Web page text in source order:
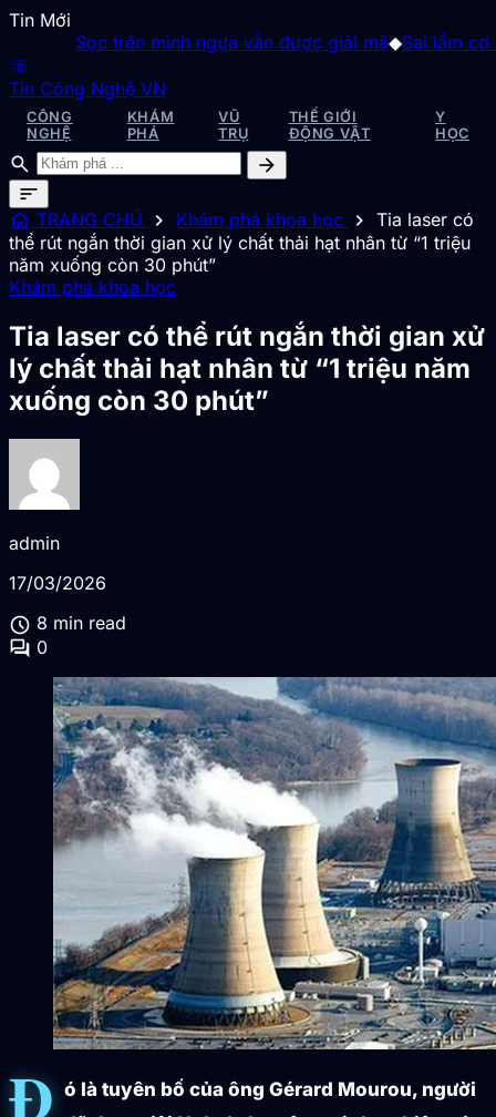
Tin Mới
Sọc trên mình ngựa vằn được giải mã◆Sai lầm cơ
blur_on
Tin Công Nghệ VN
CÔNG
NGHỆ
KHÁM
PHÁ
VŨ
TRỤ
THẾ GIỚI
ĐỘNG VẬT
Y
HỌC
search
arrow_forward
sort
home TRANG CHỦ chevron_right Khám phá khoa học chevron_right Tia laser có
thể rút ngắn thời gian xử lý chất thải hạt nhân từ “1 triệu
năm xuống còn 30 phút”
Khám phá khoa học
Tia laser có thể rút ngắn thời gian xử
lý chất thải hạt nhân từ “1 triệu năm
xuống còn 30 phút”
admin
17/03/2026
schedule 8 min read
forum 0
Đ ó là tuyên bố của ông Gérard Mourou, người